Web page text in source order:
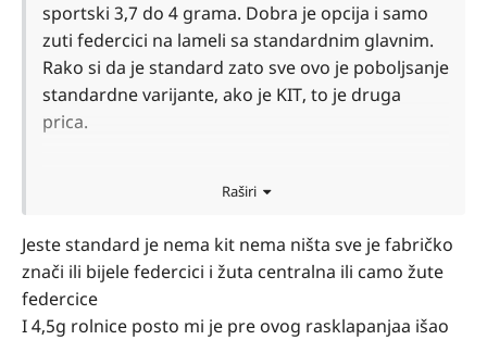
sportski 3,7 do 4 grama. Dobra je opcija i samo
zuti federcici na lameli sa standardnim glavnim.
Rako si da je standard zato sve ovo je poboljsanje
standardne varijante, ako je KIT, to je druga
prica.
Raširi
Jeste standard je nema kit nema ništa sve je fabričko
znači ili bijele federcici i žuta centralna ili camo žute
federcice
I 4,5g rolnice posto mi je pre ovog rasklapanjaa išao